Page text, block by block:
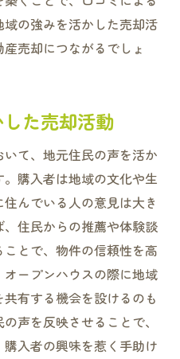
の強みを活かした売却活
売却につながるでしょ
た売却活動
て、地元住民の声を活か
購入者は地域の文化や生
んでいる人の意見は大き
住民からの推薦や体験談
とで、物件の信頼性を高
ープンハウスの際に地域
有する機会を設けるのも
声を反映させることで、
入者の興味を惹く手助け